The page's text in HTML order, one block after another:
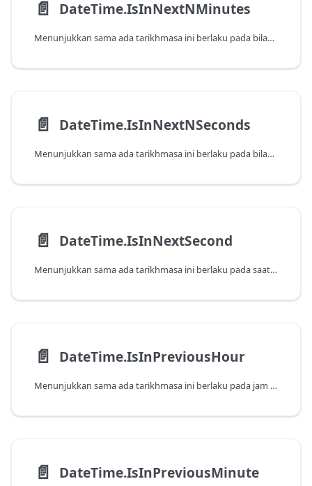
📄️ DateTime.IsInNextNMinutes
Menunjukkan sama ada tarikhmasa ini berlaku pada bilangan minit seterusnya, seperti yang ditentukan oleh tarikh dan masa pada sistem. Ambil perhatian bahawa fungsi ini akan mengembalikan false apabila dihantar nilai yang berlaku pada minit semasa.
📄️ DateTime.IsInNextNSeconds
Menunjukkan sama ada tarikhmasa ini berlaku pada bilangan saat seterusnya, seperti yang ditentukan oleh tarikh dan masa pada sistem. Ambil perhatian bahawa fungsi ini akan mengembalikan false apabila dihantar nilai yang berlaku pada saat semasa.
📄️ DateTime.IsInNextSecond
Menunjukkan sama ada tarikhmasa ini berlaku pada saat seterusnya, seperti yang ditentukan oleh tarikh dan masa pada sistem. Ambil perhatian bahawa fungsi ini akan mengembalikan false apabila dihantar nilai yang berlaku pada saat semasa.
📄️ DateTime.IsInPreviousHour
Menunjukkan sama ada tarikhmasa ini berlaku pada jam sebelumnya, seperti yang ditentukan oleh tarikh dan masa pada sistem. Ambil perhatian bahawa fungsi ini akan mengembalikan false apabila dihantar nilai yang berlaku pada jam semasa.
📄️ DateTime.IsInPreviousMinute